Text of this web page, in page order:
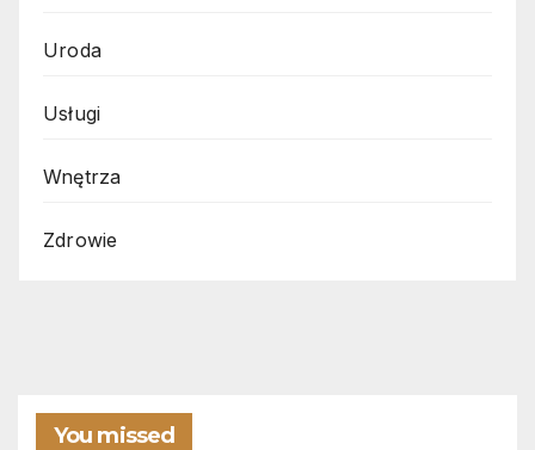
Uroda
Usługi
Wnętrza
Zdrowie
You missed